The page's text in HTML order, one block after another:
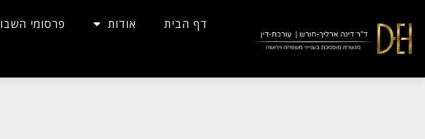
דף הבית אודות פרסומי